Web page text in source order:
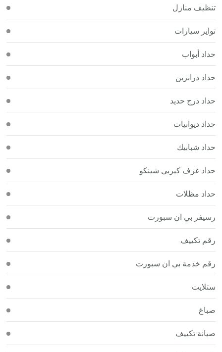
تنظيف منازل
تواير سيارات
حداد أبواب
حداد درابزين
حداد درج حديد
حداد ديوانيات
حداد شبابيك
حداد غرف كيربي شينكو
حداد مظلات
رسيفر بي ان سبورت
رقم تكييف
رقم خدمة بي ان سبورت
ستلايت
صباغ
صيانة تكييف